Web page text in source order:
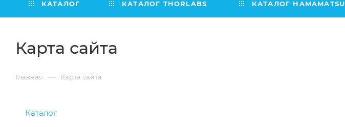
КАТАЛОГ КАТАЛОГ THORLABS КАТАЛОГ HAMAMATSU
Карта сайта
Главная — Карта сайта
Каталог